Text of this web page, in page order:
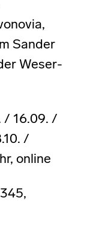
Sander
Weser-
/ 16.09. /
/
online